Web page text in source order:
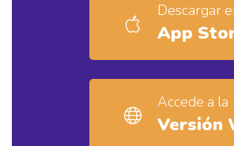
Descargar
App
Accede a la
Versión